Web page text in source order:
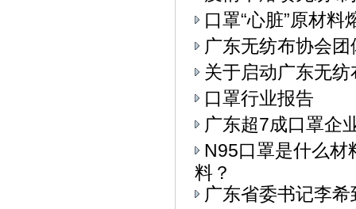
口罩“心脏”原材料
广东无纺布协会
关于启动广东无
口罩行业报告
广东超7成口罩企
N95口罩是什么材
料？
广东省委书记李